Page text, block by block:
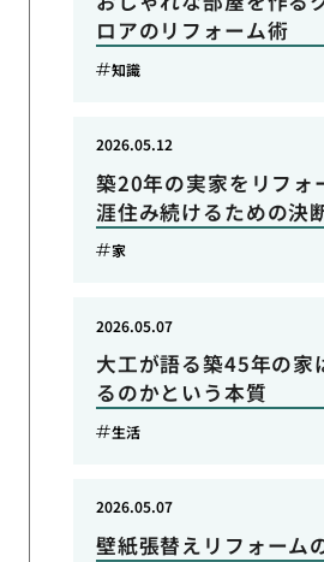
ロアのリフォーム術
知識
築20年の実家をリフォ
涯住み続けるための決
2026.05.12
家
大工が語る築45年の家
るのかという本質
2026.05.07
生活
壁紙張替えリフォーム
2026.05.07